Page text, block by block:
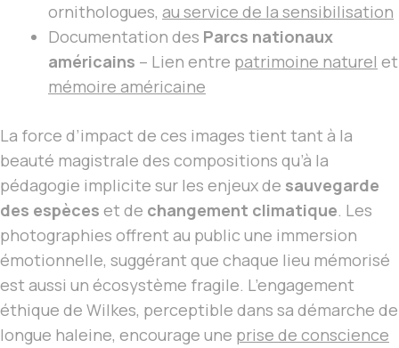
ornithologues, au service de la sensibilisation
Documentation des Parcs nationaux
américains – Lien entre patrimoine naturel et
mémoire américaine
La force d’impact de ces images tient tant à la
beauté magistrale des compositions qu’à la
pédagogie implicite sur les enjeux de sauvegarde
des espèces et de changement climatique. Les
photographies offrent au public une immersion
émotionnelle, suggérant que chaque lieu mémorisé
est aussi un écosystème fragile. L’engagement
éthique de Wilkes, perceptible dans sa démarche de
longue haleine, encourage une prise de conscience